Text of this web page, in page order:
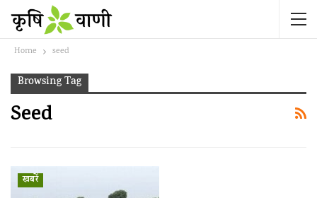
Home seed
Browsing Tag
Seed
खबरें